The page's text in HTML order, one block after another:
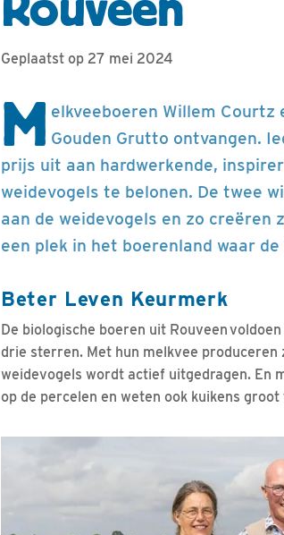
Geplaatst op 27 mei 2024
M elkveeboeren Willem Courtz
Gouden Grutto ontvangen.
prijs uit aan hardwerkende,
weidevogels te belonen. De twee
aan de weidevogels en zo
een plek in het boerenland waar
Beter Leven Keurmerk
De biologische boeren uit Rouveen
drie sterren. Met hun melkvee
weidevogels wordt actief uitgedragen. En
op de percelen en weten ook kuikens